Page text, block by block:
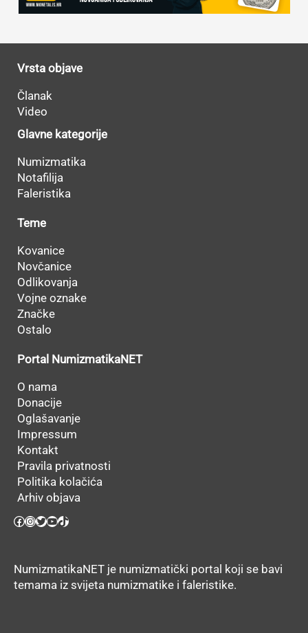
Vrsta objave
Članak
Video
Glavne kategorije
Numizmatika
Notafilija
Faleristika
Teme
Kovanice
Novčanice
Odlikovanja
Vojne oznake
Značke
Ostalo
Portal NumizmatikaNET
O nama
Donacije
Oglašavanje
Impressum
Kontakt
Pravila privatnosti
Politika kolačića
Arhiv objava
Facebook
Instagram
Twitter
YouTube
TikTok
NumizmatikaNET je numizmatički portal koji se bavi
temama iz svijeta numizmatike i faleristike.